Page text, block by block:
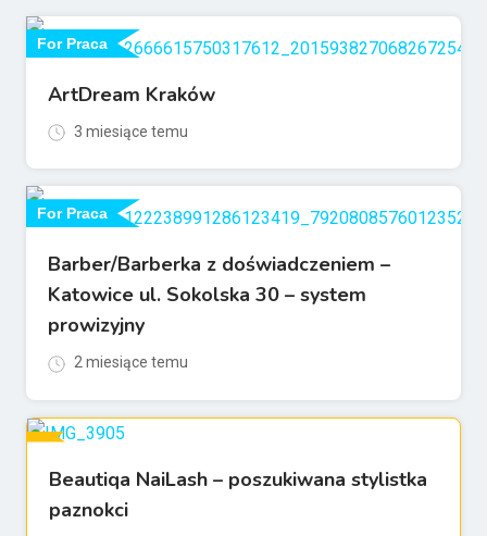
For Praca
ArtDream Kraków
3 miesiące temu
For Praca
Barber/Barberka z doświadczeniem –
Katowice ul. Sokolska 30 – system
prowizyjny
2 miesiące temu
For Praca
Beautiqa NaiLash – poszukiwana stylistka
paznokci